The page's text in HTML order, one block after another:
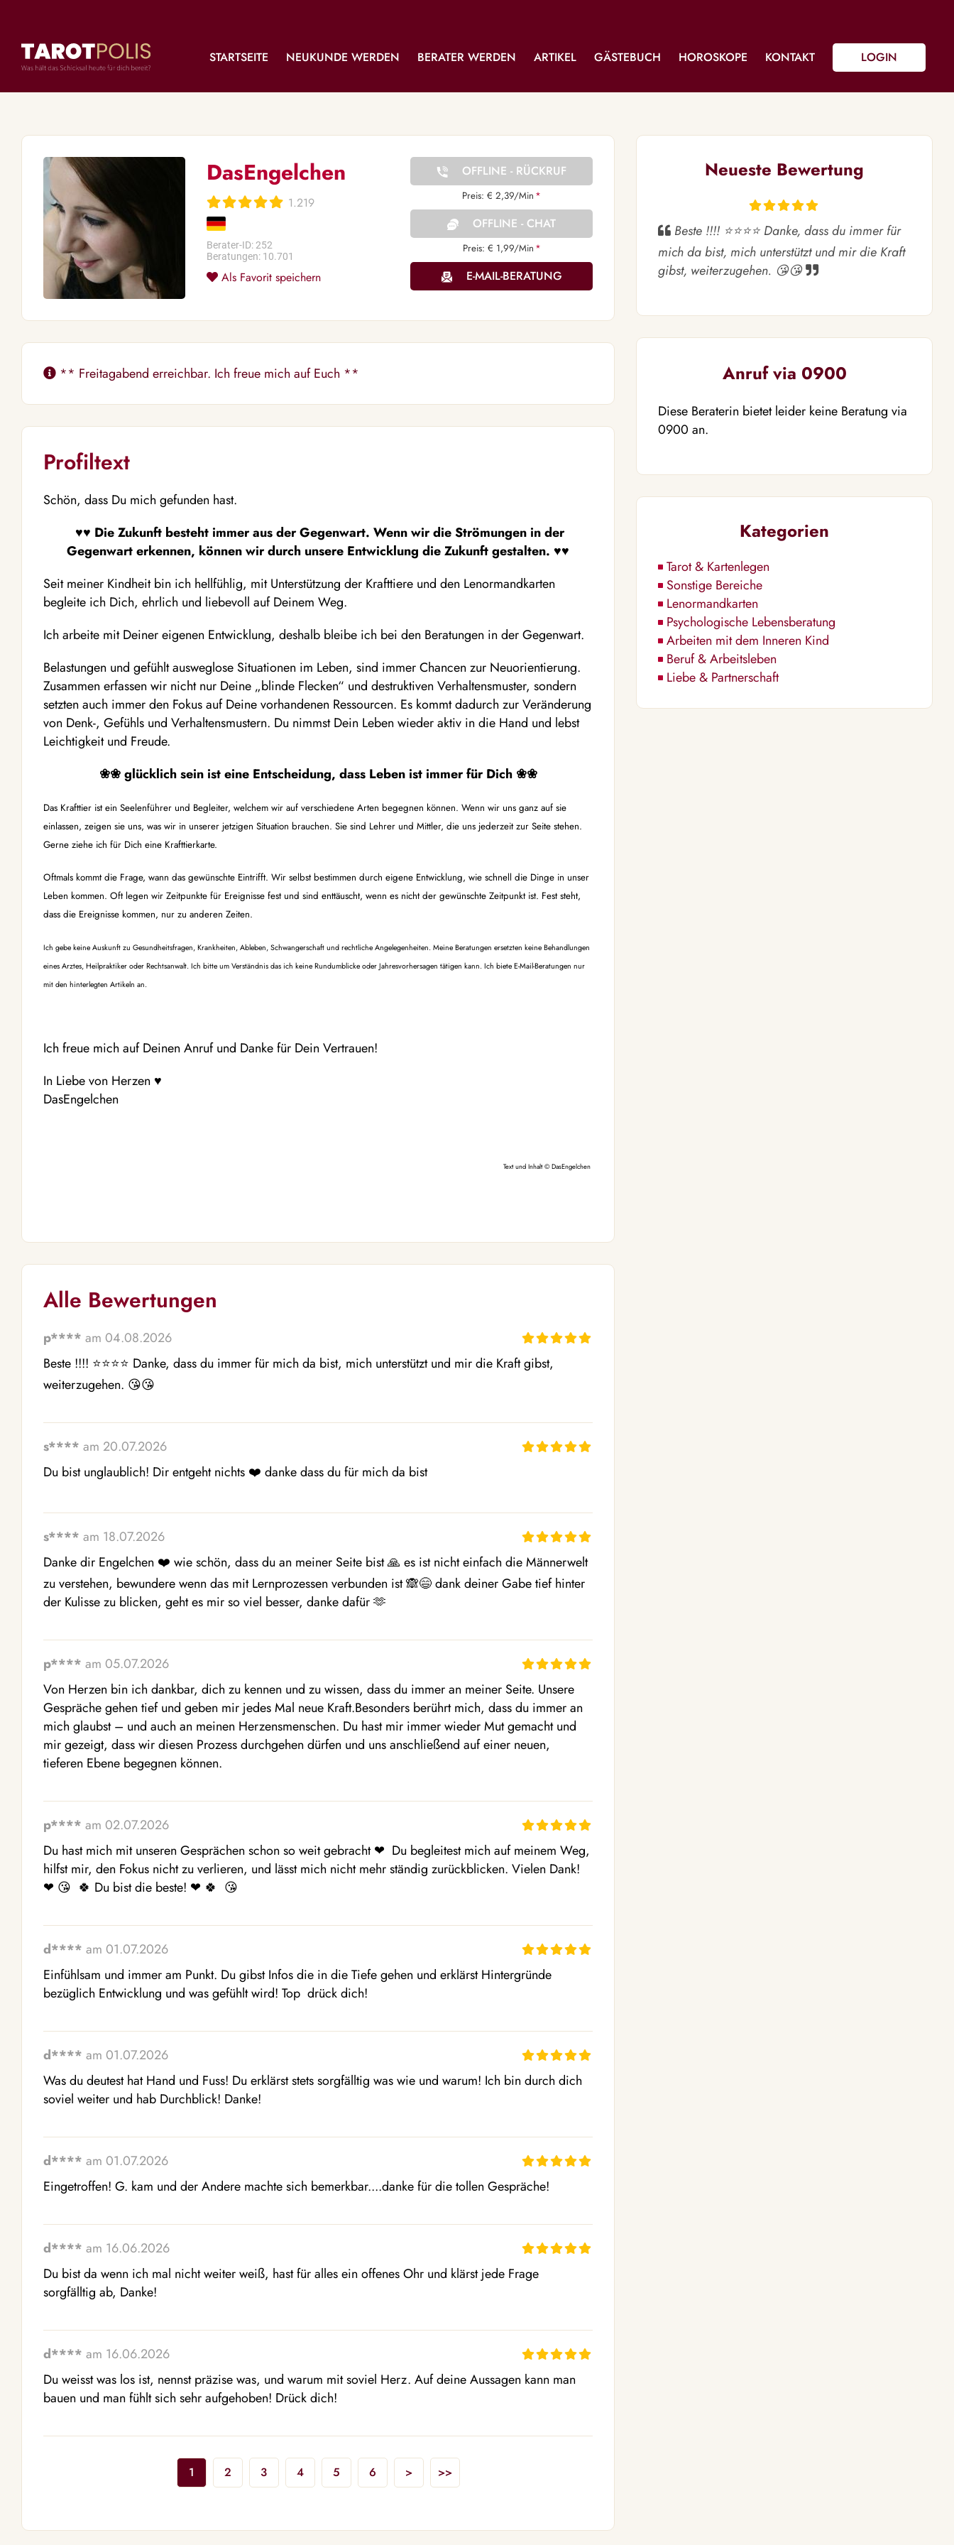
STARTSEITE NEUKUNDE WERDEN BERATER WERDEN ARTIKEL GÄSTEBUCH HOROSKOPE KONTAKT LOGIN
DasEngelchen
1.219
Berater-ID: 252
Beratungen: 10.701
Als Favorit speichern
OFFLINE - RÜCKRUF
Preis: € 2,39/Min *
OFFLINE - CHAT
Preis: € 1,99/Min *
E-MAIL-BERATUNG
** Freitagabend erreichbar. Ich freue mich auf Euch **
Profiltext
Schön, dass Du mich gefunden hast.
♥♥ Die Zukunft besteht immer aus der Gegenwart. Wenn wir die Strömungen in der
Gegenwart erkennen, können wir durch unsere Entwicklung die Zukunft gestalten. ♥♥
Seit meiner Kindheit bin ich hellfühlig, mit Unterstützung der Krafttiere und den Lenormandkarten
begleite ich Dich, ehrlich und liebevoll auf Deinem Weg.
Ich arbeite mit Deiner eigenen Entwicklung, deshalb bleibe ich bei den Beratungen in der Gegenwart.
Belastungen und gefühlt ausweglose Situationen im Leben, sind immer Chancen zur Neuorientierung.
Zusammen erfassen wir nicht nur Deine „blinde Flecken“ und destruktiven Verhaltensmuster, sondern
setzten auch immer den Fokus auf Deine vorhandenen Ressourcen. Es kommt dadurch zur Veränderung
von Denk-, Gefühls und Verhaltensmustern. Du nimmst Dein Leben wieder aktiv in die Hand und lebst
Leichtigkeit und Freude.
❀❀glücklich sein ist eine Entscheidung, dass Leben ist immer für Dich ❀❀
Das Krafttier ist ein Seelenführer und Begleiter, welchem wir auf verschiedene Arten begegnen können. Wenn wir uns ganz auf sie
einlassen, zeigen sie uns, was wir in unserer jetzigen Situation brauchen. Sie sind Lehrer und Mittler, die uns jederzeit zur Seite stehen.
Gerne ziehe ich für Dich eine Krafttierkarte.
Oftmals kommt die Frage, wann das gewünschte Eintrifft. Wir selbst bestimmen durch eigene Entwicklung, wie schnell die Dinge in unser
Leben kommen. Oft legen wir Zeitpunkte für Ereignisse fest und sind enttäuscht, wenn es nicht der gewünschte Zeitpunkt ist. Fest steht,
dass die Ereignisse kommen, nur zu anderen Zeiten.
Ich gebe keine Auskunft zu Gesundheitsfragen, Krankheiten, Ableben, Schwangerschaft und rechtliche Angelegenheiten. Meine Beratungen ersetzten keine Behandlungen
eines Arztes, Heilpraktiker oder Rechtsanwalt. Ich bitte um Verständnis das ich keine Rundumblicke oder Jahresvorhersagen tätigen kann. Ich biete E-Mail-Beratungen nur
mit den hinterlegten Artikeln an.
Ich freue mich auf Deinen Anruf und Danke für Dein Vertrauen!
In Liebe von Herzen ♥
DasEngelchen
Text und Inhalt © DasEngelchen
Alle Bewertungen
p**** am 04.08.2026
Beste !!!! ⭐️⭐️⭐️⭐️ Danke, dass du immer für mich da bist, mich unterstützt und mir die Kraft gibst,
weiterzugehen. 😘😘
s**** am 20.07.2026
Du bist unglaublich! Dir entgeht nichts ❤️ danke dass du für mich da bist
s**** am 18.07.2026
Danke dir Engelchen ❤️ wie schön, dass du an meiner Seite bist 🙏 es ist nicht einfach die Männerwelt
zu verstehen, bewundere wenn das mit Lernprozessen verbunden ist 🙈😄 dank deiner Gabe tief hinter
der Kulisse zu blicken, geht es mir so viel besser, danke dafür 🫶
p**** am 05.07.2026
Von Herzen bin ich dankbar, dich zu kennen und zu wissen, dass du immer an meiner Seite. Unsere
Gespräche gehen tief und geben mir jedes Mal neue Kraft.Besonders berührt mich, dass du immer an
mich glaubst – und auch an meinen Herzensmenschen. Du hast mir immer wieder Mut gemacht und
mir gezeigt, dass wir diesen Prozess durchgehen dürfen und uns anschließend auf einer neuen,
tieferen Ebene begegnen können.
p**** am 02.07.2026
Du hast mich mit unseren Gesprächen schon so weit gebracht ❤ ️ Du begleitest mich auf meinem Weg,
hilfst mir, den Fokus nicht zu verlieren, und lässt mich nicht mehr ständig zurückblicken. Vielen Dank!
❤ ️😘  🍀 Du bist die beste! ❤ ️🍀  😘
d**** am 01.07.2026
Einfühlsam und immer am Punkt. Du gibst Infos die in die Tiefe gehen und erklärst Hintergründe
bezüglich Entwicklung und was gefühlt wird! Top  drück dich!
d**** am 01.07.2026
Was du deutest hat Hand und Fuss! Du erklärst stets sorgfälltig was wie und warum! Ich bin durch dich
soviel weiter und hab Durchblick! Danke!
d**** am 01.07.2026
Eingetroffen! G. kam und der Andere machte sich bemerkbar....danke für die tollen Gespräche!
d**** am 16.06.2026
Du bist da wenn ich mal nicht weiter weiß, hast für alles ein offenes Ohr und klärst jede Frage
sorgfälltig ab, Danke!
d**** am 16.06.2026
Du weisst was los ist, nennst präzise was, und warum mit soviel Herz. Auf deine Aussagen kann man
bauen und man fühlt sich sehr aufgehoben! Drück dich!
1 2 3 4 5 6 > >>
Neueste Bewertung
Beste !!!! ⭐️⭐️⭐️⭐️ Danke, dass du immer für
mich da bist, mich unterstützt und mir die Kraft
gibst, weiterzugehen. 😘😘
Anruf via 0900
Diese Beraterin bietet leider keine Beratung via
0900 an.
Kategorien
Tarot & Kartenlegen
Sonstige Bereiche
Lenormandkarten
Psychologische Lebensberatung
Arbeiten mit dem Inneren Kind
Beruf & Arbeitsleben
Liebe & Partnerschaft